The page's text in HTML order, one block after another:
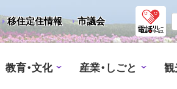
移住定住情報 市議会
教育・文化 産業・しごと 観